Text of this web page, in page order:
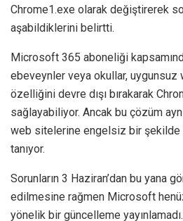
Chrome1.exe olarak değiştirerek
aşabildiklerini belirtti.
Microsoft 365 aboneliği
ebeveynler veya okullar,
özelliğini devre dışı bırakarak
sağlayabiliyor. Ancak bu çözüm
web sitelerine engelsiz bir şekilde
tanıyor.
Sorunların 3 Haziran’dan bu yana
edilmesine rağmen Microsoft
yönelik bir güncelleme